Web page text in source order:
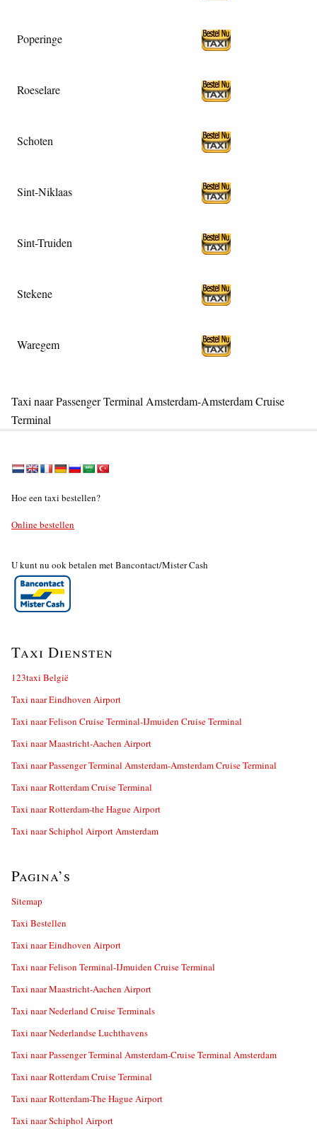
Poperinge
Roeselare
Schoten
Sint-Niklaas
Sint-Truiden
Stekene
Waregem
Taxi naar Passenger Terminal Amsterdam-Amsterdam Cruise
Terminal
Hoe een taxi bestellen?
Online bestellen
U kunt nu ook betalen met Bancontact/Mister Cash
Taxi Diensten
123taxi België
Taxi naar Eindhoven Airport
Taxi naar Felison Cruise Terminal-IJmuiden Cruise Terminal
Taxi naar Maastricht-Aachen Airport
Taxi naar Passenger Terminal Amsterdam-Amsterdam Cruise Terminal
Taxi naar Rotterdam Cruise Terminal
Taxi naar Rotterdam-the Hague Airport
Taxi naar Schiphol Airport Amsterdam
Pagina’s
Sitemap
Taxi Bestellen
Taxi naar Eindhoven Airport
Taxi naar Felison Terminal-IJmuiden Cruise Terminal
Taxi naar Maastricht-Aachen Airport
Taxi naar Nederland Cruise Terminals
Taxi naar Nederlandse Luchthavens
Taxi naar Passenger Terminal Amsterdam-Cruise Terminal Amsterdam
Taxi naar Rotterdam Cruise Terminal
Taxi naar Rotterdam-The Hague Airport
Taxi naar Schiphol Airport